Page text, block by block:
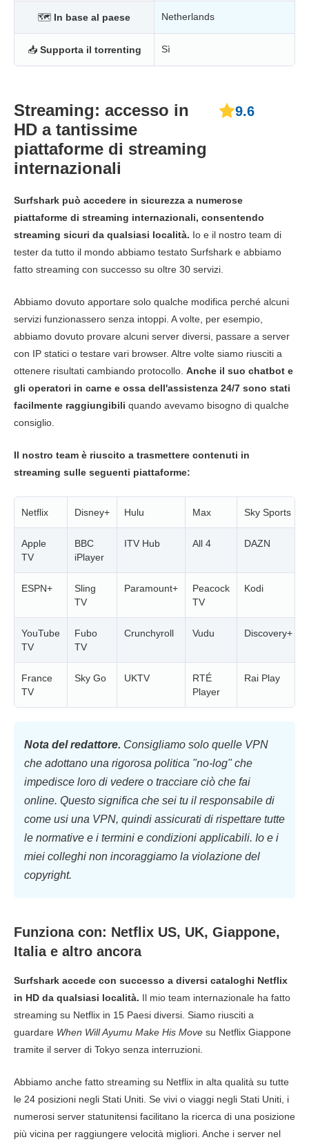
🗺 In base al paese Netherlands
📥 Supporta il torrenting Sì
Streaming: accesso in
HD a tantissime
piattaforme di streaming
internazionali
9.6
Surfshark può accedere in sicurezza a numerose
piattaforme di streaming internazionali, consentendo
streaming sicuri da qualsiasi località. Io e il nostro team di
tester da tutto il mondo abbiamo testato Surfshark e abbiamo
fatto streaming con successo su oltre 30 servizi.
Abbiamo dovuto apportare solo qualche modifica perché alcuni
servizi funzionassero senza intoppi. A volte, per esempio,
abbiamo dovuto provare alcuni server diversi, passare a server
con IP statici o testare vari browser. Altre volte siamo riusciti a
ottenere risultati cambiando protocollo. Anche il suo chatbot e
gli operatori in carne e ossa dell'assistenza 24/7 sono stati
facilmente raggiungibili quando avevamo bisogno di qualche
consiglio.
Il nostro team è riuscito a trasmettere contenuti in
streaming sulle seguenti piattaforme:
Netflix Disney+ Hulu Max Sky Sports
Apple
TV
BBC
iPlayer
ITV Hub All 4 DAZN
ESPN+
Sling
TV
Paramount+
Peacock
TV
Kodi
YouTube
TV
Fubo
TV
Crunchyroll Vudu Discovery+
France
TV
Sky Go UKTV
RTÉ
Player
Rai Play
Nota del redattore. Consigliamo solo quelle VPN
che adottano una rigorosa politica "no-log" che
impedisce loro di vedere o tracciare ciò che fai
online. Questo significa che sei tu il responsabile di
come usi una VPN, quindi assicurati di rispettare tutte
le normative e i termini e condizioni applicabili. Io e i
miei colleghi non incoraggiamo la violazione del
copyright.
Funziona con: Netflix US, UK, Giappone,
Italia e altro ancora
Surfshark accede con successo a diversi cataloghi Netflix
in HD da qualsiasi località. Il mio team internazionale ha fatto
streaming su Netflix in 15 Paesi diversi. Siamo riusciti a
guardare When Will Ayumu Make His Move su Netflix Giappone
tramite il server di Tokyo senza interruzioni.
Abbiamo anche fatto streaming su Netflix in alta qualità su tutte
le 24 posizioni negli Stati Uniti. Se vivi o viaggi negli Stati Uniti, i
numerosi server statunitensi facilitano la ricerca di una posizione
più vicina per raggiungere velocità migliori. Anche i server nel